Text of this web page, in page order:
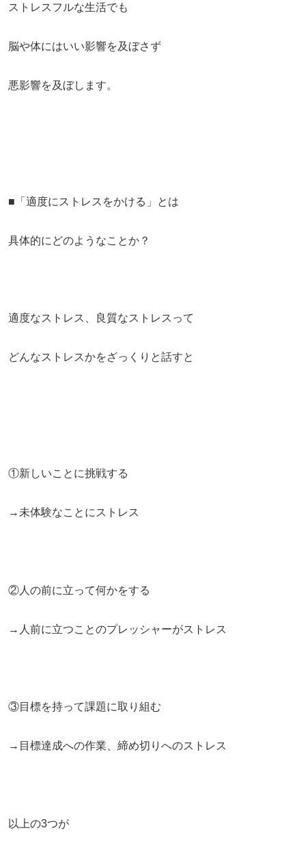
ストレスフルな生活でも
脳や体にはいい影響を及ぼさず
悪影響を及ぼします。
■「適度にストレスをかける」とは
具体的にどのようなことか？
適度なストレス、良質なストレスって
どんなストレスかをざっくりと話すと
①新しいことに挑戦する
→未体験なことにストレス
②人の前に立って何かをする
→人前に立つことのプレッシャーがストレス
③目標を持って課題に取り組む
→目標達成への作業、締め切りへのストレス
以上の3つが